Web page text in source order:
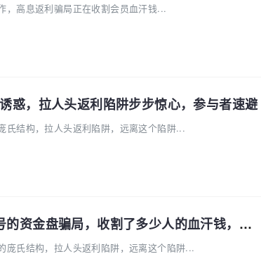
，高息返利骗局正在收割会员血汗钱...
惑，拉人头返利陷阱步步惊心，参与者速避
氏结构，拉人头返利陷阱，远离这个陷阱...
深度曝光鸿运万交所：打着助农旗号的资金盘骗局，收割了多少人的血汗钱，远离！
庞氏结构，拉人头返利陷阱，远离这个陷阱...